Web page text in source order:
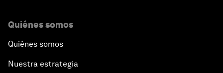
Quiénes somos
Quiénes somos
Nuestra estrategia